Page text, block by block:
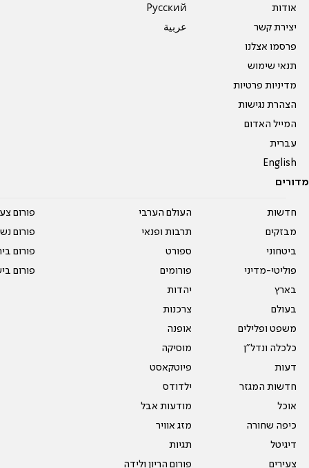
אודות
יצירת קשר
פרסמו אצלנו
תנאי שימוש
מדיניות פרטיות
הצהרת נגישות
המייל האדום
עברית
English
Pусский
عربية
מדורים
חדשות
מבזקים
ביטחוני
פוליטי-מדיני
בארץ
בעולם
משפט ופלילים
כלכלה ונדל"ן
דעות
חדשות המגזר
אוכל
כיפה שחורה
דיגיטל
צעירים
העולם הערבי
תרבות ופנאי
ספורט
פורומים
יהדות
צרכנות
אופנה
מוסיקה
פיוטקאסט
ילדודס
מודעות אבל
מזג אוויר
תגיות
פורום הריון ולידה
פורום
פורום
פורום
פורום